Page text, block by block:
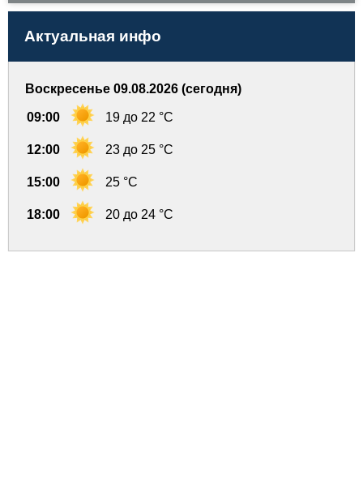
Актуальная инфо
Воскресенье 09.08.2026 (сегодня)
09:00 19 до 22 °C
12:00 23 до 25 °C
15:00 25 °C
18:00 20 до 24 °C